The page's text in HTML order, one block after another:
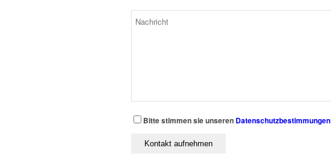
Bitte stimmen sie unseren Datenschutzbestimmungen